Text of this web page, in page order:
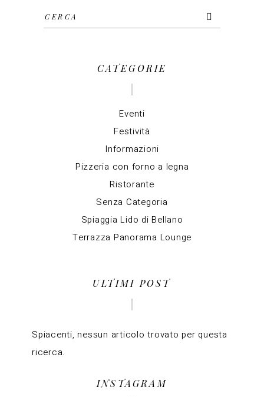
Cerca
per:
CATEGORIE
Eventi
Festività
Informazioni
Pizzeria con forno a legna
Ristorante
Senza Categoria
Spiaggia Lido di Bellano
Terrazza Panorama Lounge
ULTIMI POST
Spiacenti, nessun articolo trovato per questa
ricerca.
INSTAGRAM